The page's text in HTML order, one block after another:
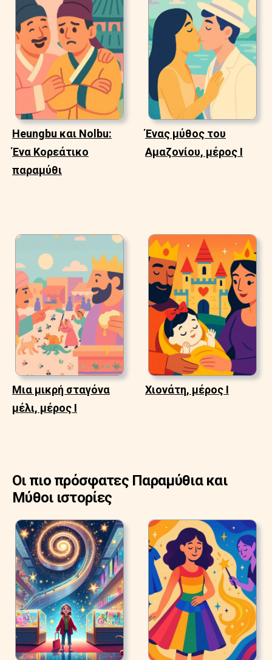
Heungbu και Nolbu:
Ένα Κορεάτικο
παραμύθι
Ένας μύθος του
Αμαζονίου, μέρος Ι
Μια μικρή σταγόνα
μέλι, μέρος Ι
Χιονάτη, μέρος Ι
Οι πιο πρόσφατες Παραμύθια και
Μύθοι ιστορίες